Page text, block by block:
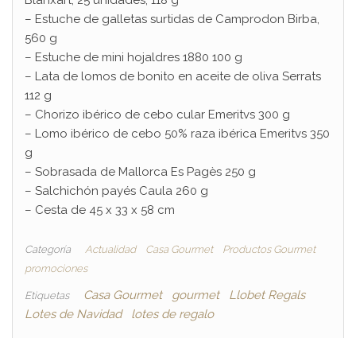
– Estuche de galletas surtidas de Camprodon Birba,
560 g
– Estuche de mini hojaldres 1880 100 g
– Lata de lomos de bonito en aceite de oliva Serrats
112 g
– Chorizo ibérico de cebo cular Emeritvs 300 g
– Lomo ibérico de cebo 50% raza ibérica Emeritvs 350
g
– Sobrasada de Mallorca Es Pagès 250 g
– Salchichón payés Caula 260 g
– Cesta de 45 x 33 x 58 cm
Categoría Actualidad Casa Gourmet
Productos Gourmet
promociones
Etiquetas Casa Gourmet gourmet
Llobet Regals
Lotes de Navidad
lotes de regalo